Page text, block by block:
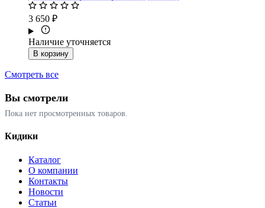
3 650 ₽
Наличие уточняется
В корзину
Смотреть все
Вы смотрели
Пока нет просмотренных товаров.
Кидики
Каталог
О компании
Контакты
Новости
Статьи